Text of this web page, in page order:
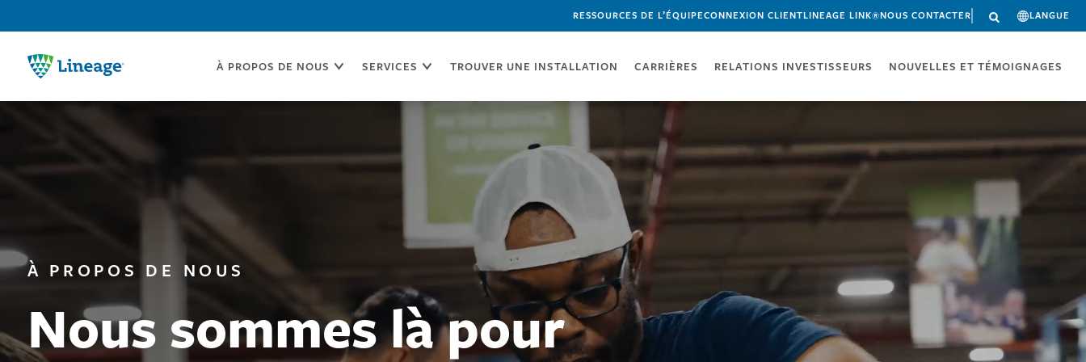
ALLER À LA
NAVIGATION
PRINCIPALE
ALLER AU
CONTENU
PRINCIPAL
PASSER
AU
PIED
PAGE
RESSOURCES DE L’ÉQUIPECONNEXION CLIENTLINEAGE LINK®NOUS CONTACTER LANGUE
Lineage
À PROPOS DE NOUS SERVICES TROUVER UNE INSTALLATION CARRIÈRES RELATIONS INVESTISSEURS NOUVELLES ET TÉMOIGNAGES
À PROPOS DE NOUS
Nous sommes là pour